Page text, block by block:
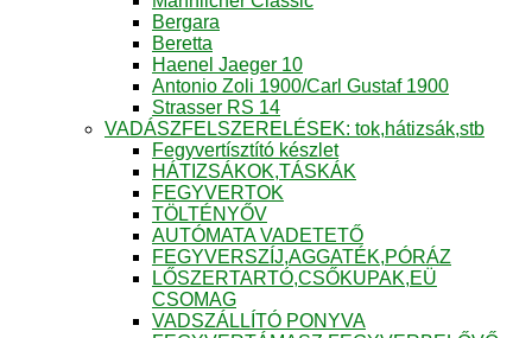
Bergara
Beretta
Haenel Jaeger 10
Antonio Zoli 1900/Carl Gustaf 1900
Strasser RS 14
VADÁSZFELSZERELÉSEK: tok,hátizsák,stb
Fegyvertísztító készlet
HÁTIZSÁKOK,TÁSKÁK
FEGYVERTOK
TÖLTÉNYŐV
AUTÓMATA VADETETŐ
FEGYVERSZÍJ,AGGATÉK,PÓRÁZ
LŐSZERTARTÓ,CSŐKUPAK,EÜ
CSOMAG
VADSZÁLLÍTÓ PONYVA